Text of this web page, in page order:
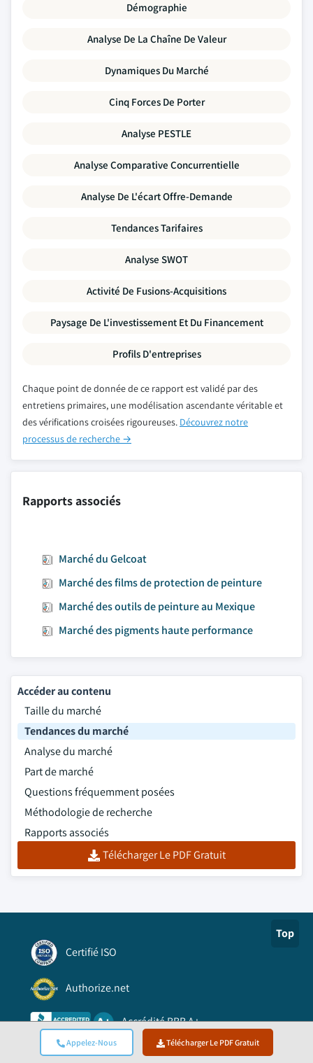
Appelez-Nous Télécharger Le PDF Gratuit
Démographie
Analyse De La Chaîne De Valeur
Dynamiques Du Marché
Cinq Forces De Porter
Analyse PESTLE
Analyse Comparative Concurrentielle
Analyse De L'écart Offre-Demande
Tendances Tarifaires
Analyse SWOT
Activité De Fusions-Acquisitions
Paysage De L'investissement Et Du Financement
Profils D'entreprises
Chaque point de donnée de ce rapport est validé par des
entretiens primaires, une modélisation ascendante véritable et
des vérifications croisées rigoureuses. Découvrez notre
processus de recherche →
Rapports associés
Marché du Gelcoat
Marché des films de protection de peinture
Marché des outils de peinture au Mexique
Marché des pigments haute performance
Accéder au contenu
Taille du marché
Tendances du marché
Analyse du marché
Part de marché
Questions fréquemment posées
Méthodologie de recherche
Rapports associés
Télécharger Le PDF Gratuit
Top
Certifié ISO
Authorize.net
Accrédité BBB A+